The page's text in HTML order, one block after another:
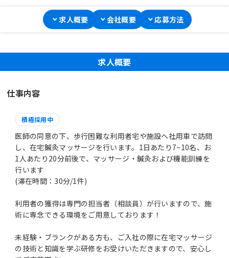
求人概要 会社概要 応募方法
求人概要
仕事内容
積極採用中
医師の同意の下、歩行困難な利用者宅や施設へ社用車で訪問
し、在宅鍼灸マッサージを行います。1日あたり7~10名、お
1人あたり20分前後で、マッサージ・鍼灸および機能訓練を
行います
(滞在時間：30分/1件)
利用者の獲得は専門の担当者（相談員）が行いますので、施
術に専念できる環境をご用意しております！
未経験・ブランクがある方も、ご入社の際に在宅マッサージ
の技術と知識を学ぶ研修をお受けいただきますので、安心し